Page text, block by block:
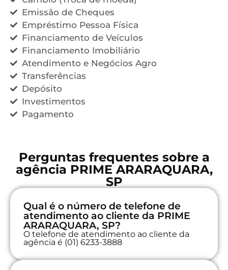
Emissão de Cheques
Empréstimo Pessoa Física
Financiamento de Veículos
Financiamento Imobiliário
Atendimento e Negócios Agro
Transferências
Depósito
Investimentos
Pagamento
Perguntas frequentes sobre a
agência PRIME ARARAQUARA,
SP
Qual é o número de telefone de
atendimento ao cliente da PRIME
ARARAQUARA, SP?
O telefone de atendimento ao cliente da
agência é (01) 6233-3888